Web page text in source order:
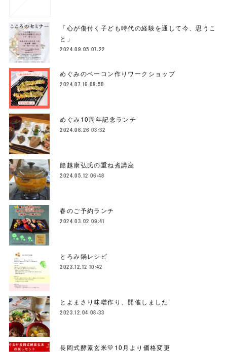
「心が傷付く子ども時代の経験を通して今、思うこ
と」
2024.09.05 07:22
めぐみのベーコン作りワークショップ
2024.07.16 09:50
めぐみ10周年記念ランチ
2024.06.26 03:32
船越康弘氏の重ね煮講座
2024.05.12 06:48
春のご予約ランチ
2024.03.02 09:41
とろみ鍋レシピ
2023.12.12 10:42
とよまさり味噌作り、開催しました
2023.12.04 08:33
長岡式酵素玄米💛10月より価格変更